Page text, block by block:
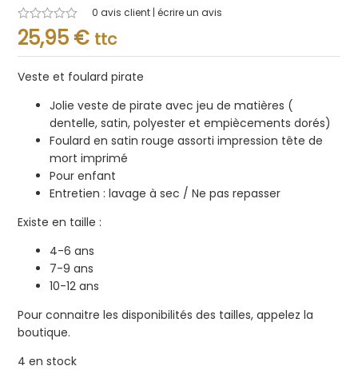
Note
0.001
0 avis client | écrire un avis
25,95 € ttc
Veste et foulard pirate
Jolie veste de pirate avec jeu de matières (
dentelle, satin, polyester et empiècements dorés)
Foulard en satin rouge assorti impression tête de
mort imprimé
Pour enfant
Entretien : lavage à sec / Ne pas repasser
Existe en taille :
4-6 ans
7-9 ans
10-12 ans
Pour connaitre les disponibilités des tailles, appelez la
boutique.
4 en stock